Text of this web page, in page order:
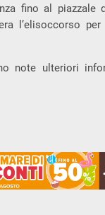
fino al piazzale
l’elisoccorso
note ulteriori